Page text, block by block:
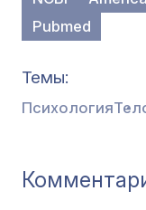
Pubmed
Темы
Психология